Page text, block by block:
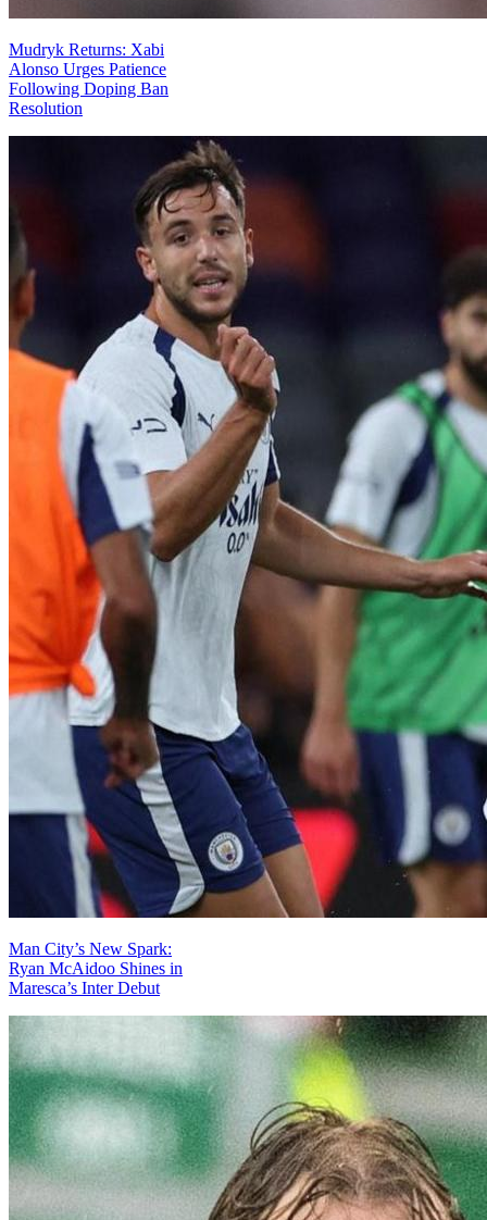
Mudryk Returns: Xabi
Alonso Urges Patience
Following Doping Ban
Resolution
Man City’s New Spark:
Ryan McAidoo Shines in
Maresca’s Inter Debut